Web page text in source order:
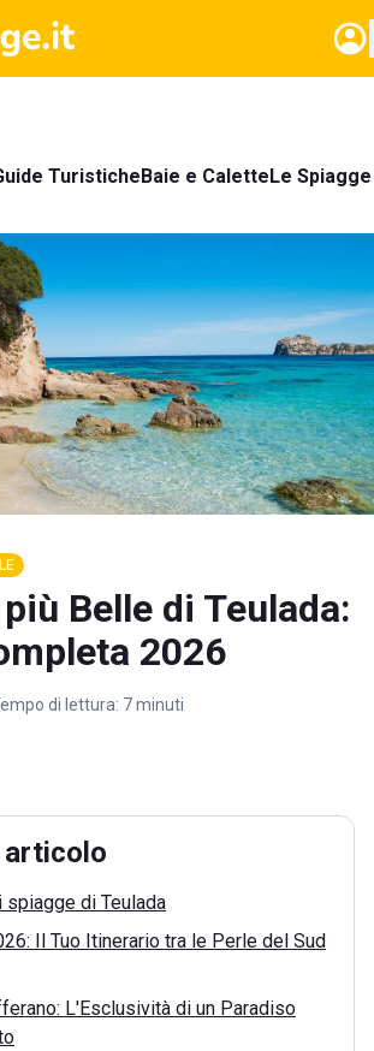
TuristicheBaie e CaletteLe
Belle di Teulada:
2026
di lettura: 7 minuti
articolo
spiagge di Teulada
Il Tuo Itinerario tra le Perle del Sud
L'Esclusività di un Paradiso